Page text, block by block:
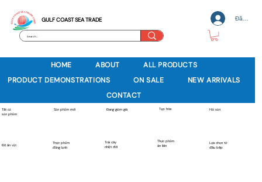
GULF COAST SEA TRADE Đăng
HOME ABOUT
ALL PRODUCTS
PRODUCT DEMONSTRATIONS
ON SALE
NEW ARRIVALS
CONTACT
Tất cả
sản phẩm
Sản phẩm mới Đang giảm giá Tạp hóa Hải sản
Đồ ăn vặt
Thực phẩm
đông lạnh
Trái cây
nhiệt đới
Thực phẩm
ăn liền
Lựa chọn từ
đầu bếp